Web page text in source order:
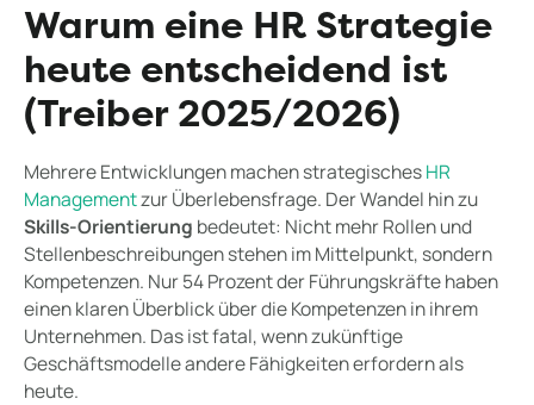
Warum eine HR Strategie
heute entscheidend ist
(Treiber 2025/2026)
Mehrere Entwicklungen machen strategischesHR
Managementzur Überlebensfrage. Der Wandel hin zu
Skills-Orientierung bedeutet: Nicht mehr Rollen und
Stellenbeschreibungen stehen im Mittelpunkt, sondern
Kompetenzen. Nur 54 Prozent der Führungskräfte haben
einen klaren Überblick über die Kompetenzen in ihrem
Unternehmen. Das ist fatal, wenn zukünftige
Geschäftsmodelle andere Fähigkeiten erfordern als
heute.